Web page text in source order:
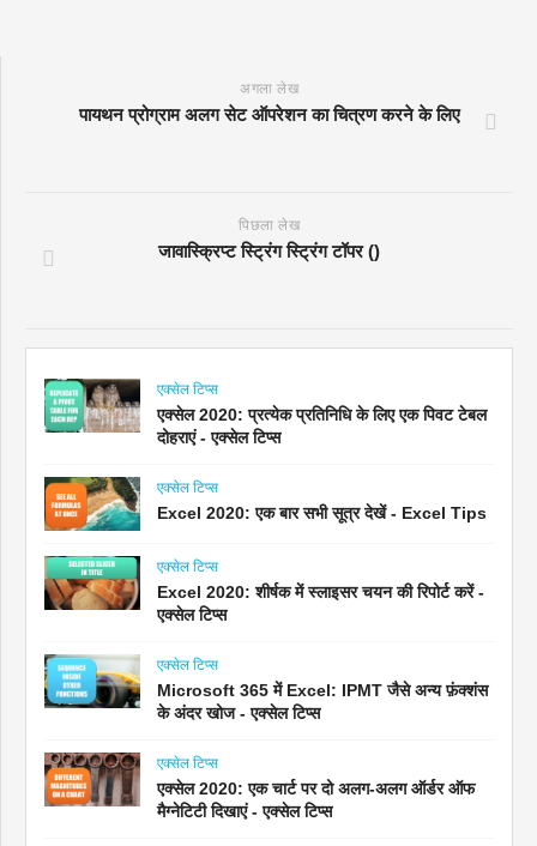
अगला लेख
पायथन प्रोग्राम अलग सेट ऑपरेशन का चित्रण करने के लिए
पिछला लेख
जावास्क्रिप्ट स्ट्रिंग स्ट्रिंग टॉपर ()
एक्सेल टिप्स
एक्सेल 2020: प्रत्येक प्रतिनिधि के लिए एक पिवट टेबल
दोहराएं - एक्सेल टिप्स
एक्सेल टिप्स
Excel 2020: एक बार सभी सूत्र देखें - Excel Tips
एक्सेल टिप्स
Excel 2020: शीर्षक में स्लाइसर चयन की रिपोर्ट करें -
एक्सेल टिप्स
एक्सेल टिप्स
Microsoft 365 में Excel: IPMT जैसे अन्य फ़ंक्शंस
के अंदर खोज - एक्सेल टिप्स
एक्सेल टिप्स
एक्सेल 2020: एक चार्ट पर दो अलग-अलग ऑर्डर ऑफ
मैग्नेटिटी दिखाएं - एक्सेल टिप्स